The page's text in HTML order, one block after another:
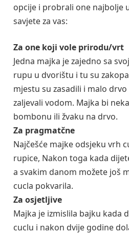
opcije i probrali one najbolje
savjete za vas:
Za one koji vole prirodu/vrt
Jedna majka je zajedno sa
rupu u dvorištu i tu su
mjestu su zasadili i malo
zaljevali vodom. Majka bi
bombonu ili žvaku na drvo.
Za pragmatčne
Najčešće majke odsjeku vrh
rupice, Nakon toga kada
a svakim danom možete još
cucla pokvarila.
Za osjetljive
Majka je izmislila bajku kada
cuclu i nakon dvije godine